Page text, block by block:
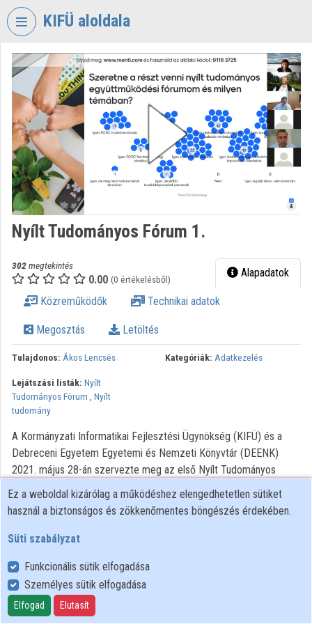
Fejléc kihagyása
KIFÜ aloldala
VIDEOTORIUM
KORMÁNYZATI
INFORMATIKAI
FEJLESZTÉSI
ÜGYNÖKSÉG
Intézményi kezdőlap
Bejelentkezés
Intézményi felfedezés
Kategóriák
Intézményi listák
Intézmények
Közreműködők
Nyílt Tudományos Fórum 1.
302megtekintés
0.00 (0 értékelésből) Alapadatok
Közreműködők Technikai adatok
Megosztás Letöltés
Tulajdonos: Ákos Lencsés Kategóriák: Adatkezelés
Lejátszási listák: Nyílt
Tudományos Fórum , Nyílt
tudomány
A Kormányzati Informatikai Fejlesztési Ügynökség (KIFÜ) és a
Debreceni Egyetem Egyetemi és Nemzeti Könyvtár (DEENK)
2021. május 28-án szervezte meg az első Nyílt Tudományos
Fórumot. A Nyílt Tudományos Fórumon 54 fő vett részt, akik
összesen 31 magyarországi kutatóintézetet és egyetemet
képviseltek. A rendezvényen részt vevő kutatóknak lehetősége
nyílt megosztani egymással tapasztalataikat a nyílt tudománnyal
szemben megfogalmazott elvárásaikat. Részletesen beszéltek a
jelenlevők az open access publikálás kérdéseiről, a parazita
folyóiratokról és a fiatal kutatók tájékoztatásáról, a hazai
adatrepozitálási lehetőségekről. A fórumon Fazekas-Paragh Judit
Ez a weboldal kizárólag a működéshez elengedhetetlen sütiket
használ a biztonságos és zökkenőmentes böngészés érdekében.
Süti szabályzat
Funkcionális sütik elfogadása
Személyes sütik elfogadása
Elfogad Elutasít